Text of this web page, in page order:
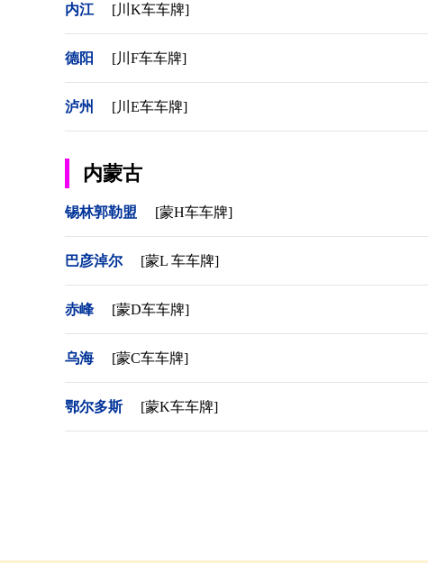
内江 [川K车车牌]
德阳 [川F车车牌]
泸州 [川E车车牌]
内蒙古
锡林郭勒盟 [蒙H车车牌]
巴彦淖尔 [蒙L 车车牌]
赤峰 [蒙D车车牌]
乌海 [蒙C车车牌]
鄂尔多斯 [蒙K车车牌]